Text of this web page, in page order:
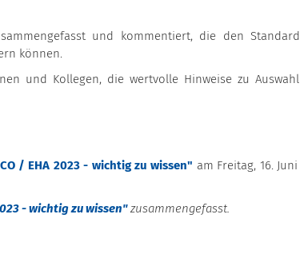
und kommentiert, die den
können.
und Kollegen, die wertvolle Hinweise zu
/ EHA 2023 - wichtig zu wissen" am Freitag, 16. Juni
- wichtig zu wissen"zusammengefasst.